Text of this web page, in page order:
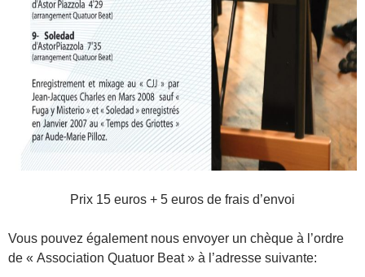
Prix 15 euros + 5 euros de frais d’envoi
Vous pouvez également nous envoyer un chèque à l’ordre
de « Association Quatuor Beat » à l’adresse suivante: